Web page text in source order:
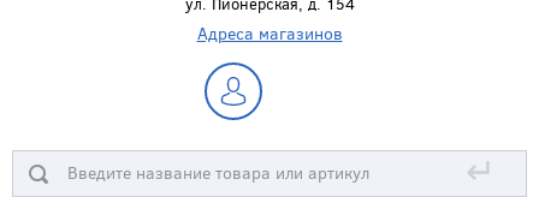
Адреса магазинов
↵